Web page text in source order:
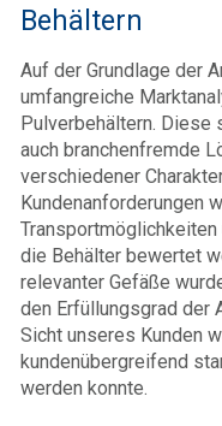
Behältern
Auf der Grundlage der
umfangreiche
Pulverbehältern. Diese
auch branchenfremde
verschiedener
Kundenanforderungen
die Behälter bewertet
relevanter Gefäße
den Erfüllungsgrad der
Sicht unseres Kunden
kundenübergreifend
werden konnte.